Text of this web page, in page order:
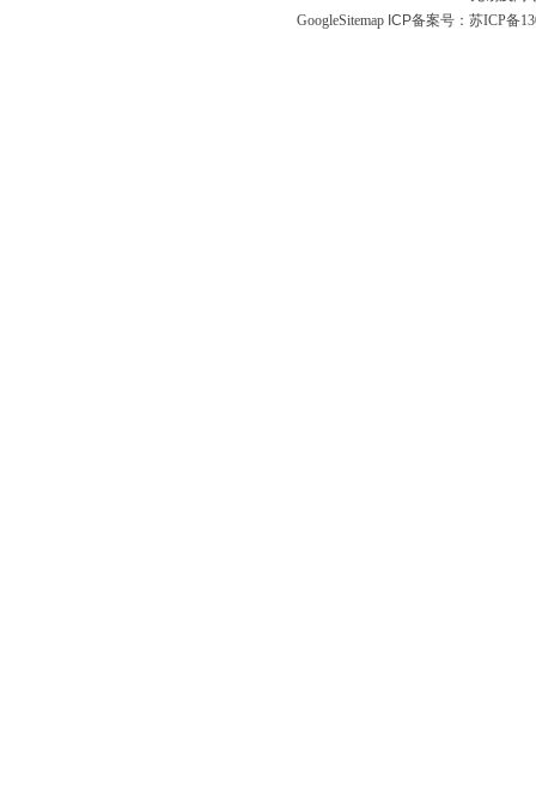
GoogleSitemapICP备案号： 苏ICP备